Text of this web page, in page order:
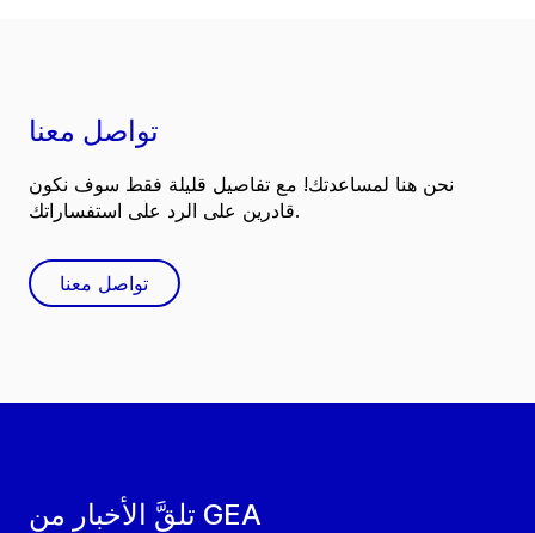
تلقَّ الأخبار من GEA
تواصل معنا
نحن هنا لمساعدتك! مع تفاصيل قليلة فقط سوف نكون
قادرين على الرد على استفساراتك.
تواصل معنا